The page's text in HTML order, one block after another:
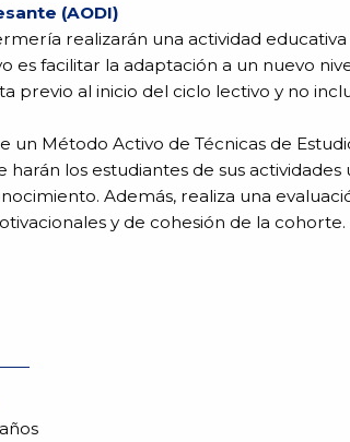
(AODI)
realizarán una actividad
es facilitar la adaptación a un nuevo
previo al inicio del ciclo lectivo y no
un Método Activo de Técnicas de
los estudiantes de sus actividades
Además, realiza una
y de cohesión de la cohorte.